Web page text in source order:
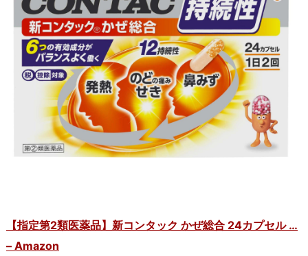
【指定第2類医薬品】新コンタック かぜ総合 24カプセル …
– Amazon